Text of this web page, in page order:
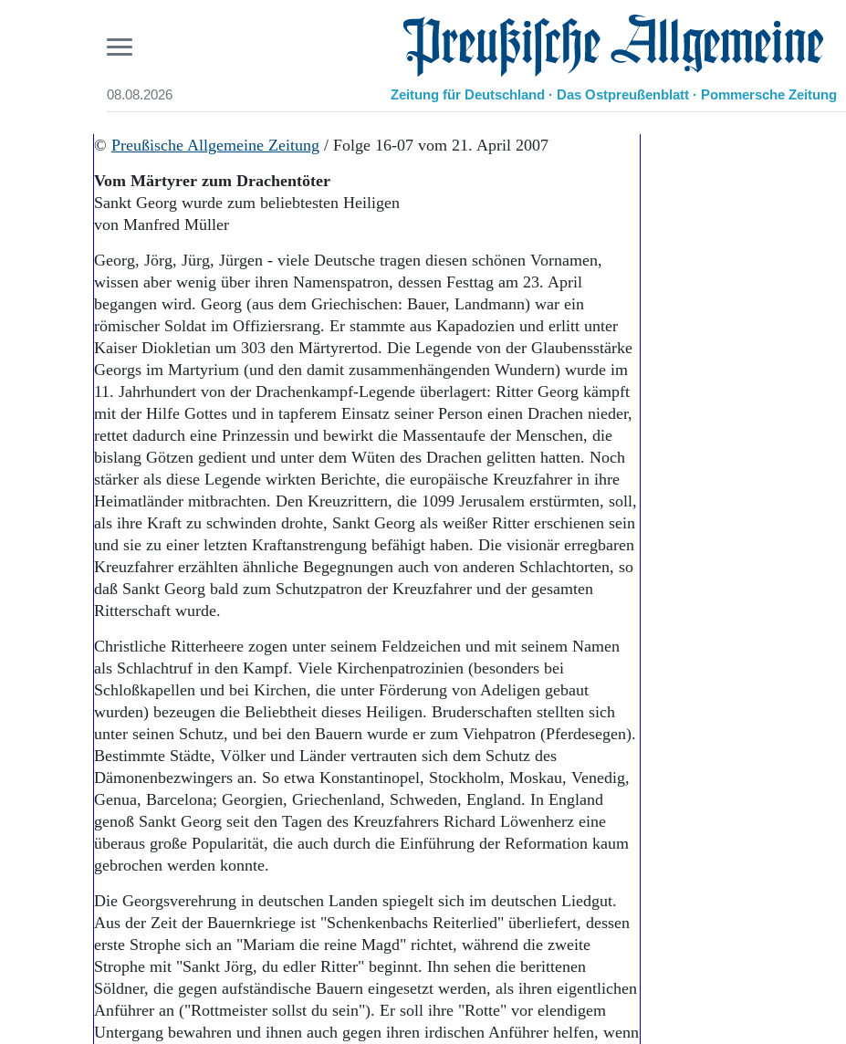
08.08.2026 Preußische Allgemeine Zeitung
Zeitung für Deutschland · Das Ostpreußenblatt · Pommersche Zeitung
Start
Aktuelle Ausgabe
Abonnenten-Login
Abonnent werden
Archiv
Mediadaten
Geschichte
Ostpreußen
Pommern
Berlin-Brandenburg
Schlesien
Danzig und Westpreußen
Bücher
Suchen und finden
© Preußische Allgemeine Zeitung / Folge 16-07 vom 21. April 2007
Vom Märtyrer zum Drachentöter
Sankt Georg wurde zum beliebtesten Heiligen
von Manfred Müller
Georg, Jörg, Jürg, Jürgen - viele Deutsche tragen diesen schönen Vornamen,
wissen aber wenig über ihren Namenspatron, dessen Festtag am 23. April
begangen wird. Georg (aus dem Griechischen: Bauer, Landmann) war ein
römischer Soldat im Offiziersrang. Er stammte aus Kapadozien und erlitt unter
Kaiser Diokletian um 303 den Märtyrertod. Die Legende von der Glaubensstärke
Georgs im Martyrium (und den damit zusammenhängenden Wundern) wurde im
11. Jahrhundert von der Drachenkampf-Legende überlagert: Ritter Georg kämpft
mit der Hilfe Gottes und in tapferem Einsatz seiner Person einen Drachen nieder,
rettet dadurch eine Prinzessin und bewirkt die Massentaufe der Menschen, die
bislang Götzen gedient und unter dem Wüten des Drachen gelitten hatten. Noch
stärker als diese Legende wirkten Berichte, die europäische Kreuzfahrer in ihre
Heimatländer mitbrachten. Den Kreuzrittern, die 1099 Jerusalem erstürmten, soll,
als ihre Kraft zu schwinden drohte, Sankt Georg als weißer Ritter erschienen sein
und sie zu einer letzten Kraftanstrengung befähigt haben. Die visionär erregbaren
Kreuzfahrer erzählten ähnliche Begegnungen auch von anderen Schlachtorten, so
daß Sankt Georg bald zum Schutzpatron der Kreuzfahrer und der gesamten
Ritterschaft wurde.
Christliche Ritterheere zogen unter seinem Feldzeichen und mit seinem Namen
als Schlachtruf in den Kampf. Viele Kirchenpatrozinien (besonders bei
Schloßkapellen und bei Kirchen, die unter Förderung von Adeligen gebaut
wurden) bezeugen die Beliebtheit dieses Heiligen. Bruderschaften stellten sich
unter seinen Schutz, und bei den Bauern wurde er zum Viehpatron (Pferdesegen).
Bestimmte Städte, Völker und Länder vertrauten sich dem Schutz des
Dämonenbezwingers an. So etwa Konstantinopel, Stockholm, Moskau, Venedig,
Genua, Barcelona; Georgien, Griechenland, Schweden, England. In England
genoß Sankt Georg seit den Tagen des Kreuzfahrers Richard Löwenherz eine
überaus große Popularität, die auch durch die Einführung der Reformation kaum
gebrochen werden konnte.
Die Georgsverehrung in deutschen Landen spiegelt sich im deutschen Liedgut.
Aus der Zeit der Bauernkriege ist "Schenkenbachs Reiterlied" überliefert, dessen
erste Strophe sich an "Mariam die reine Magd" richtet, während die zweite
Strophe mit "Sankt Jörg, du edler Ritter" beginnt. Ihn sehen die berittenen
Söldner, die gegen aufständische Bauern eingesetzt werden, als ihren eigentlichen
Anführer an ("Rottmeister sollst du sein"). Er soll ihre "Rotte" vor elendigem
Untergang bewahren und ihnen auch gegen ihren irdischen Anführer helfen, wenn